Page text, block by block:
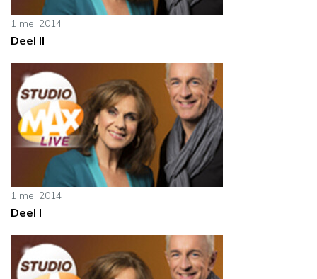
1 mei 2014
Deel II
1 mei 2014
Deel I